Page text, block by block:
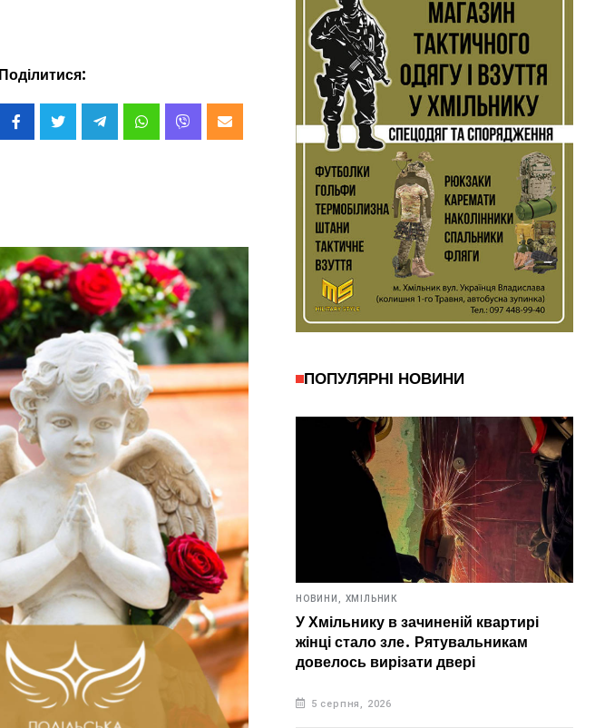
Поділитися:
ПОПУЛЯРНІ НОВИНИ
НОВИНИ, ХМІЛЬНИК
У Хмільнику в зачиненій квартирі
жінці стало зле. Рятувальникам
довелось вирізати двері
5 серпня, 2026